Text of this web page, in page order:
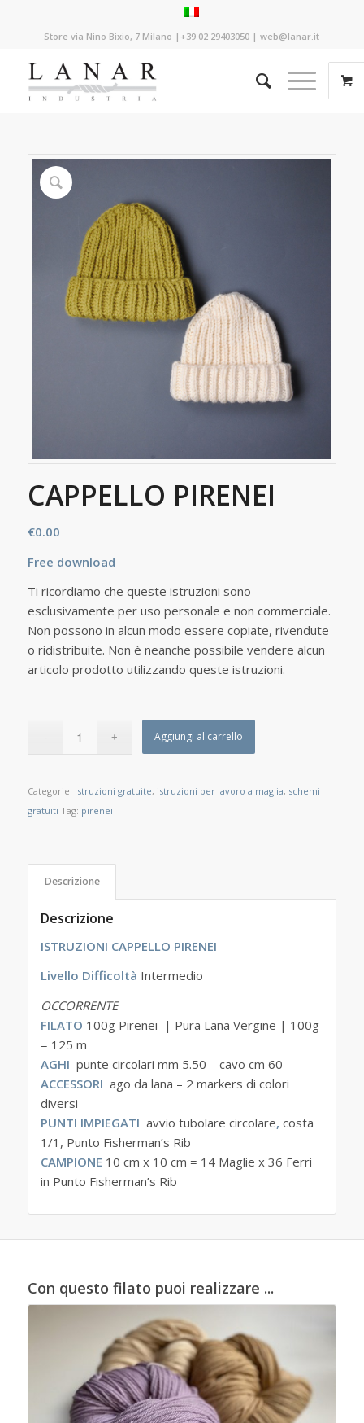
Store via Nino Bixio, 7 Milano |+39 02 29403050 | web@lanar.it
CAPPELLO PIRENEI
€0.00
Free download
Ti ricordiamo che queste istruzioni sono
esclusivamente per uso personale e non commerciale.
Non possono in alcun modo essere copiate, rivendute
o ridistribuite. Non è neanche possibile vendere alcun
articolo prodotto utilizzando queste istruzioni.
Aggiungi al carrello
Categorie: Istruzioni gratuite, istruzioni per lavoro a maglia, schemi
gratuiti Tag: pirenei
Descrizione
Descrizione
ISTRUZIONI CAPPELLO PIRENEI
Livello Difficoltà Intermedio
OCCORRENTE
FILATO 100g Pirenei | Pura Lana Vergine | 100g
= 125 m
AGHI punte circolari mm 5.50 – cavo cm 60
ACCESSORI ago da lana – 2 markers di colori
diversi
PUNTI IMPIEGATI avvio tubolare circolare, costa
1/1, Punto Fisherman’s Rib
CAMPIONE 10 cm x 10 cm = 14 Maglie x 36 Ferri
in Punto Fisherman’s Rib
Con questo filato puoi realizzare ...